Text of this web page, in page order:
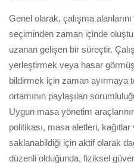
Genel olarak, çalışma
seçiminden zaman içinde
uzanan gelişen bir süreçtir.
yerleştirmek veya hasar
bildirmek için zaman ayırmaya
ortamının paylaşılan
Uygun masa yönetim
politikası, masa aletleri,
saklanabildiği için aktif olarak
düzenli olduğunda, fiziksel